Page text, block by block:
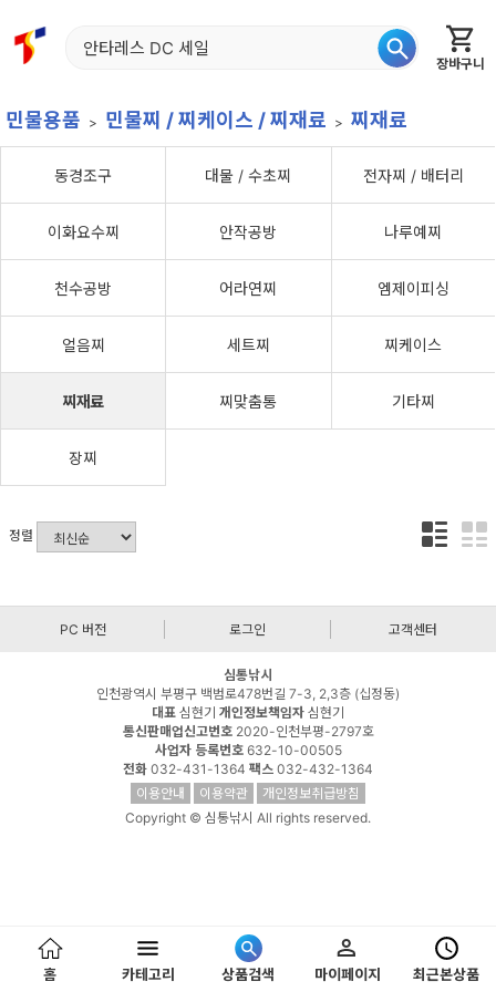
장바구니
홈 신상품 재입고 베스트 특가 이월
홈 카테고리 상품검색 마이페이지 최근본상품
민물용품 민물찌 / 찌케이스 / 찌재료 찌재료
동경조구 대물 / 수초찌 전자찌 / 배터리
이화요수찌 안작공방 나루예찌
천수공방 어라연찌 엠제이피싱
얼음찌 세트찌 찌케이스
찌재료 찌맞춤통 기타찌
장찌
정렬
PC 버전 로그인 고객센터
심통낚시
인천광역시 부평구 백범로478번길 7-3, 2,3층 (십정동)
대표 심현기 개인정보책임자 심현기
통신판매업신고번호2020-인천부평-2797호
사업자 등록번호632-10-00505
전화 032-431-1364 팩스 032-432-1364
이용안내
이용약관
개인정보취급방침
Copyright © 심통낚시 All rights reserved.